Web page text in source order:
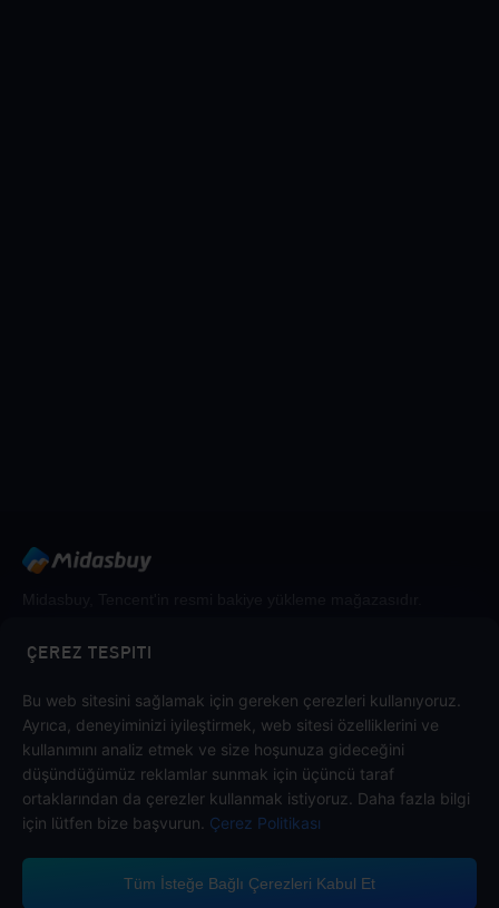
ÇEREZ TESPITI
Bu web sitesini sağlamak için gereken çerezleri kullanıyoruz.
Ayrıca, deneyiminizi iyileştirmek, web sitesi özelliklerini ve
kullanımını analiz etmek ve size hoşunuza gideceğini
düşündüğümüz reklamlar sunmak için üçüncü taraf
ortaklarından da çerezler kullanmak istiyoruz. Daha fazla bilgi
için lütfen bize başvurun. Çerez Politikası
Tüm İsteğe Bağlı Çerezleri Kabul Et
Bizi takip et
Midasbuy, Ödeme Yöntemlerini Destekler.